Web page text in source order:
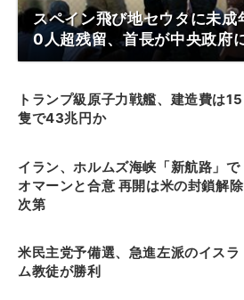
スペイン飛び地セウタに未
0人超残留、首長が中央政府
トランプ級原子力戦艦、建造費は15
隻で43兆円か
イラン、ホルムズ海峡「新航路」で
オマーンと合意 再開は米の封鎖解除
次第
米民主党予備選、急進左派のイスラ
ム教徒が勝利